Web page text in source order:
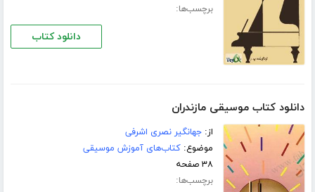
برچسب‌ها:
دانلود کتاب
دانلود کتاب موسیقی مازندران
از:جهانگیر نصری اشرفی
موضوع:کتاب‌های آموزش موسیقی
۳۸ صفحه
برچسب‌ها: